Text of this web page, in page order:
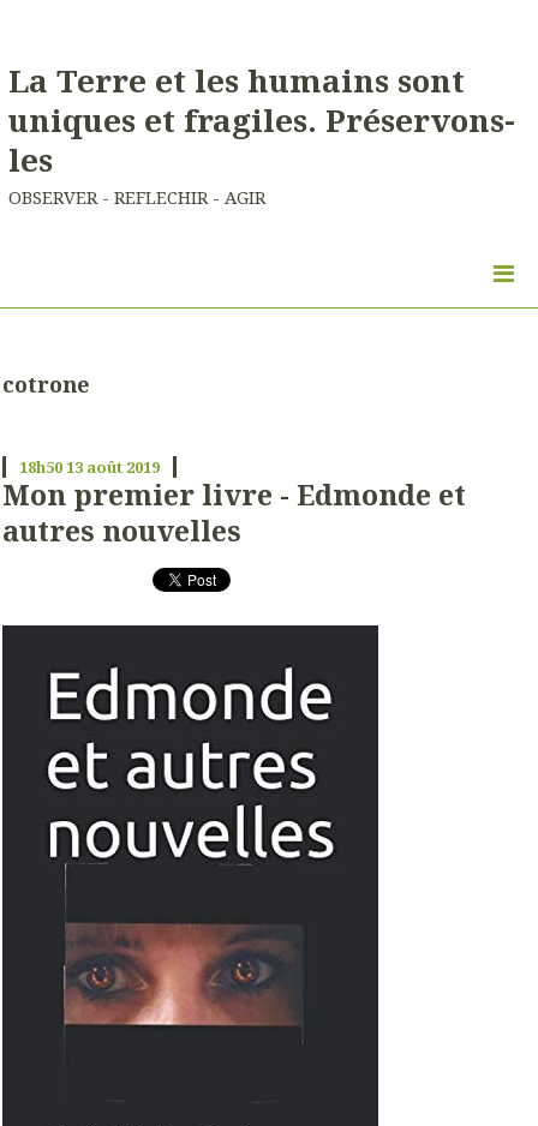
La Terre et les humains sont
uniques et fragiles. Préservons-
les
OBSERVER - REFLECHIR - AGIR
cotrone
18h5013 août 2019
Mon premier livre - Edmonde et
autres nouvelles